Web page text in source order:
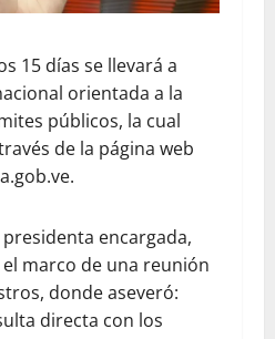
15 días se llevará a
orientada a la
públicos, la cual
de la página web
encargada,
marco de una reunión
donde aseveró:
directa con los